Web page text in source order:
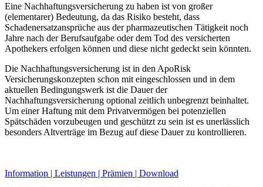
Eine Nachhaftungsversicherung zu haben ist von großer
(elementarer) Bedeutung, da das Risiko besteht, dass
Schadenersatzansprüche aus der pharmazeutischen Tätigkeit noch
Jahre nach der Berufsaufgabe oder dem Tod des versicherten
Apothekers erfolgen können und diese nicht gedeckt sein könnten.
Die Nachhaftungsversicherung ist in den ApoRisk
Versicherungskonzepten schon mit eingeschlossen und in dem
aktuellen Bedingungswerk ist die Dauer der
Nachhaftungsversicherung optional zeitlich unbegrenzt beinhaltet.
Um einer Haftung mit dem Privatvermögen bei potenziellen
Spätschäden vorzubeugen und geschützt zu sein ist es unerlässlich
besonders Altverträge im Bezug auf diese Dauer zu kontrollieren.
Information | Leistungen | Prämien | Download